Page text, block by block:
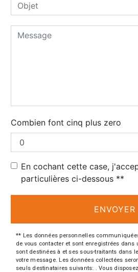
Combien font cinq plus zero
En cochant cette case,
particulières ci-dessous **
ENVOYER
** Les données personnelles
de vous contacter et sont enregistrées
sont destinées à et ses sous-traitants dans
votre message. Les données collectées
seuls destinataires suivants: . Vous